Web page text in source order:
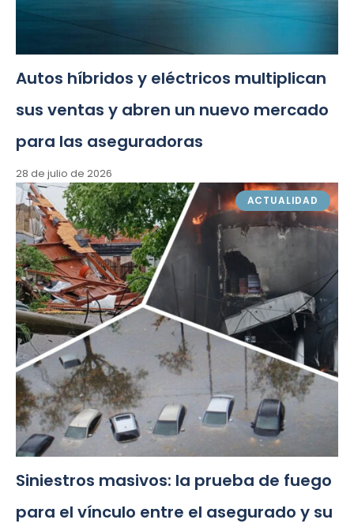
Autos híbridos y eléctricos multiplican
sus ventas y abren un nuevo mercado
para las aseguradoras
28 de julio de 2026
ACTUALIDAD
Siniestros masivos: la prueba de fuego
para el vínculo entre el asegurado y su